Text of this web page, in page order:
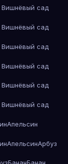
сад
сад
сад
сад
сад
сад
Апельсин
АпельсинАрбуз